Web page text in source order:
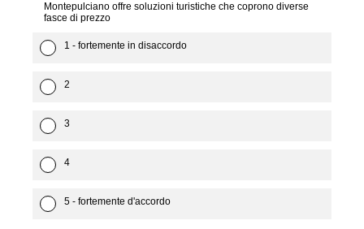
Montepulciano offre soluzioni turistiche che coprono diverse
fasce di prezzo
1 - fortemente in disaccordo
2
3
4
5 - fortemente d'accordo